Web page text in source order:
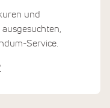
und
Service.